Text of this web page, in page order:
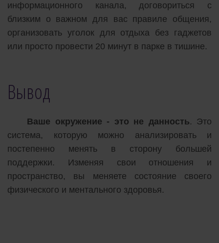
информационного канала, договориться с
близким о важном для вас правиле общения,
организовать уголок для отдыха без гаджетов
или просто провести 20 минут в парке в тишине.
Вывод
Ваше окружение - это не данность. Это
система, которую можно анализировать и
постепенно менять в сторону большей
поддержки. Изменяя свои отношения и
пространство, вы меняете состояние своего
физического и ментального здоровья.